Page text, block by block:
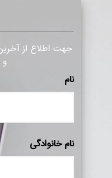
جهت اطلاع از
نام
نام خانوادگی